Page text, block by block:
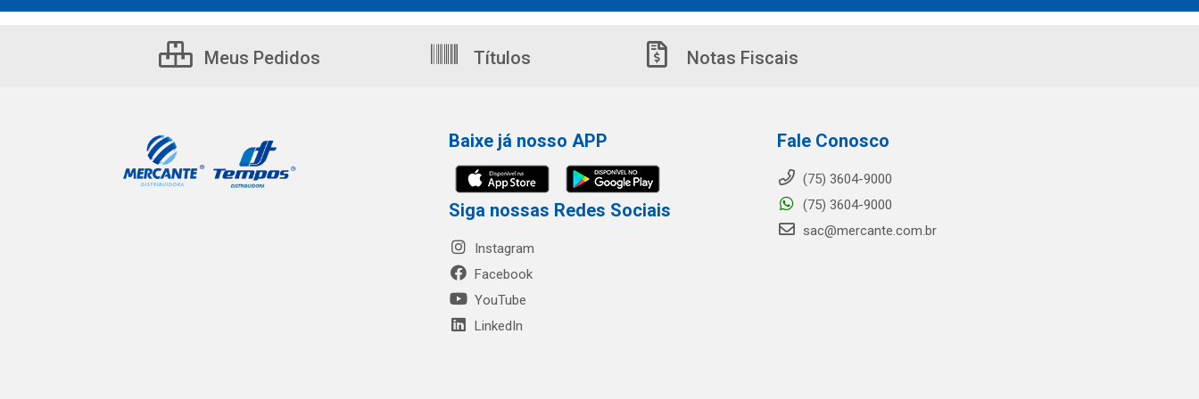
Meus Pedidos Títulos Notas Fiscais
Baixe já nosso APP
Siga nossas Redes Sociais
Instagram
Facebook
YouTube
LinkedIn
Fale Conosco
(75) 3604-9000
(75) 3604-9000
sac@mercante.com.br